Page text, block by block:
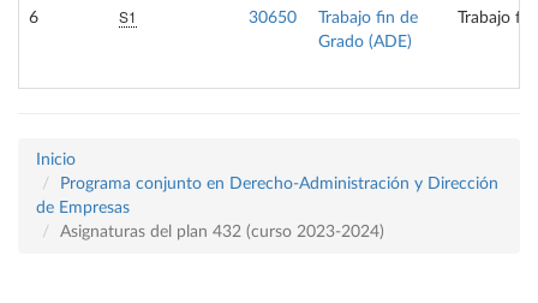
6 S1 30650
Trabajo fin de
Grado (ADE)
Trabajo
Inicio
Programa conjunto en Derecho-Administración y Dirección
de Empresas
Asignaturas del plan 432 (curso 2023-2024)